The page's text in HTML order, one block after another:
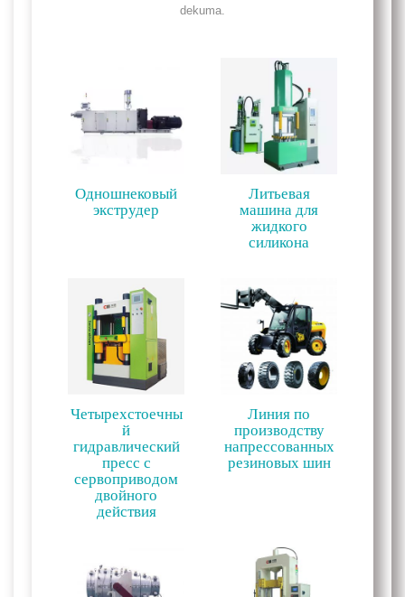
dekuma.
Одношнековый
экструдер
Литьевая
машина для
жидкого
силикона
Четырехстоечны
й
гидравлический
пресс с
сервоприводом
двойного
действия
Линия по
производству
напрессованных
резиновых шин